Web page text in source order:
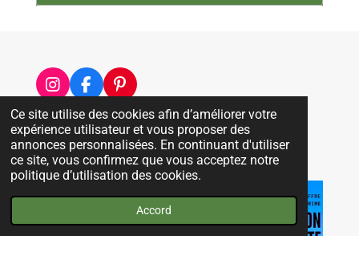
Ce site utilise des cookies afin d’améliorer votre
expérience utilisateur et vous proposer des
annonces personnalisées. En continuant d'utiliser
ce site, vous confirmez que vous acceptez notre
politique d’utilisation des cookies.
Accord
I
s
t
a
g
r
a
F
c
e
b
o
o
k
P
n
t
e
r
e
s
Mentions Légales
Partager Épingler Partager